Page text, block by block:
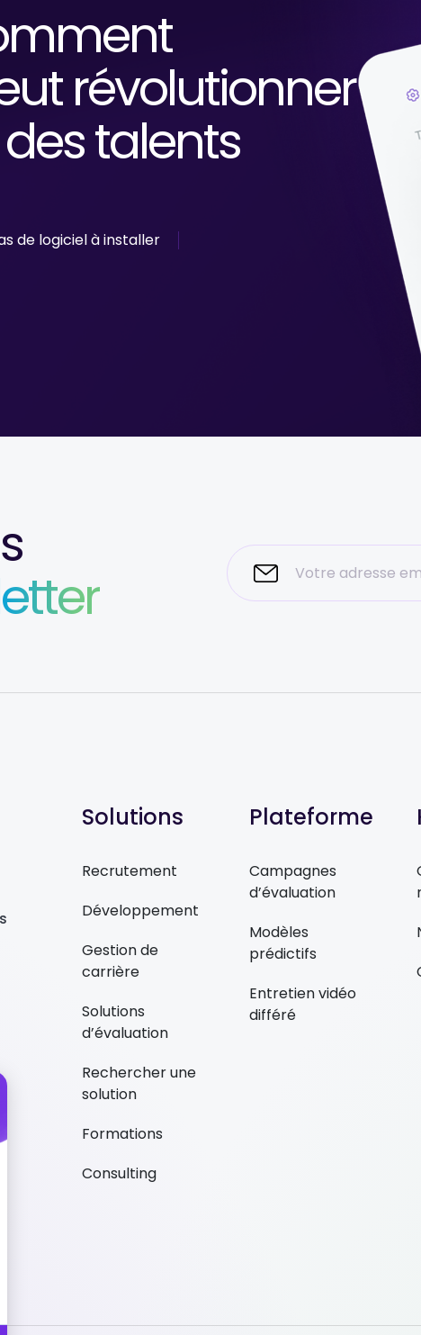
révolutionner
talents
de logiciel à installer
Solutions
Recrutement
Développement
Gestion de
carrière
Solutions
d’évaluation
Rechercher une
solution
Formations
Consulting
Plateforme
Campagnes
d’évaluation
Modèles
prédictifs
Entretien vidéo
différé